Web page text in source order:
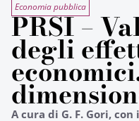
Economia pubblica
PRSI –
degli
A cura di G. F. Gori,